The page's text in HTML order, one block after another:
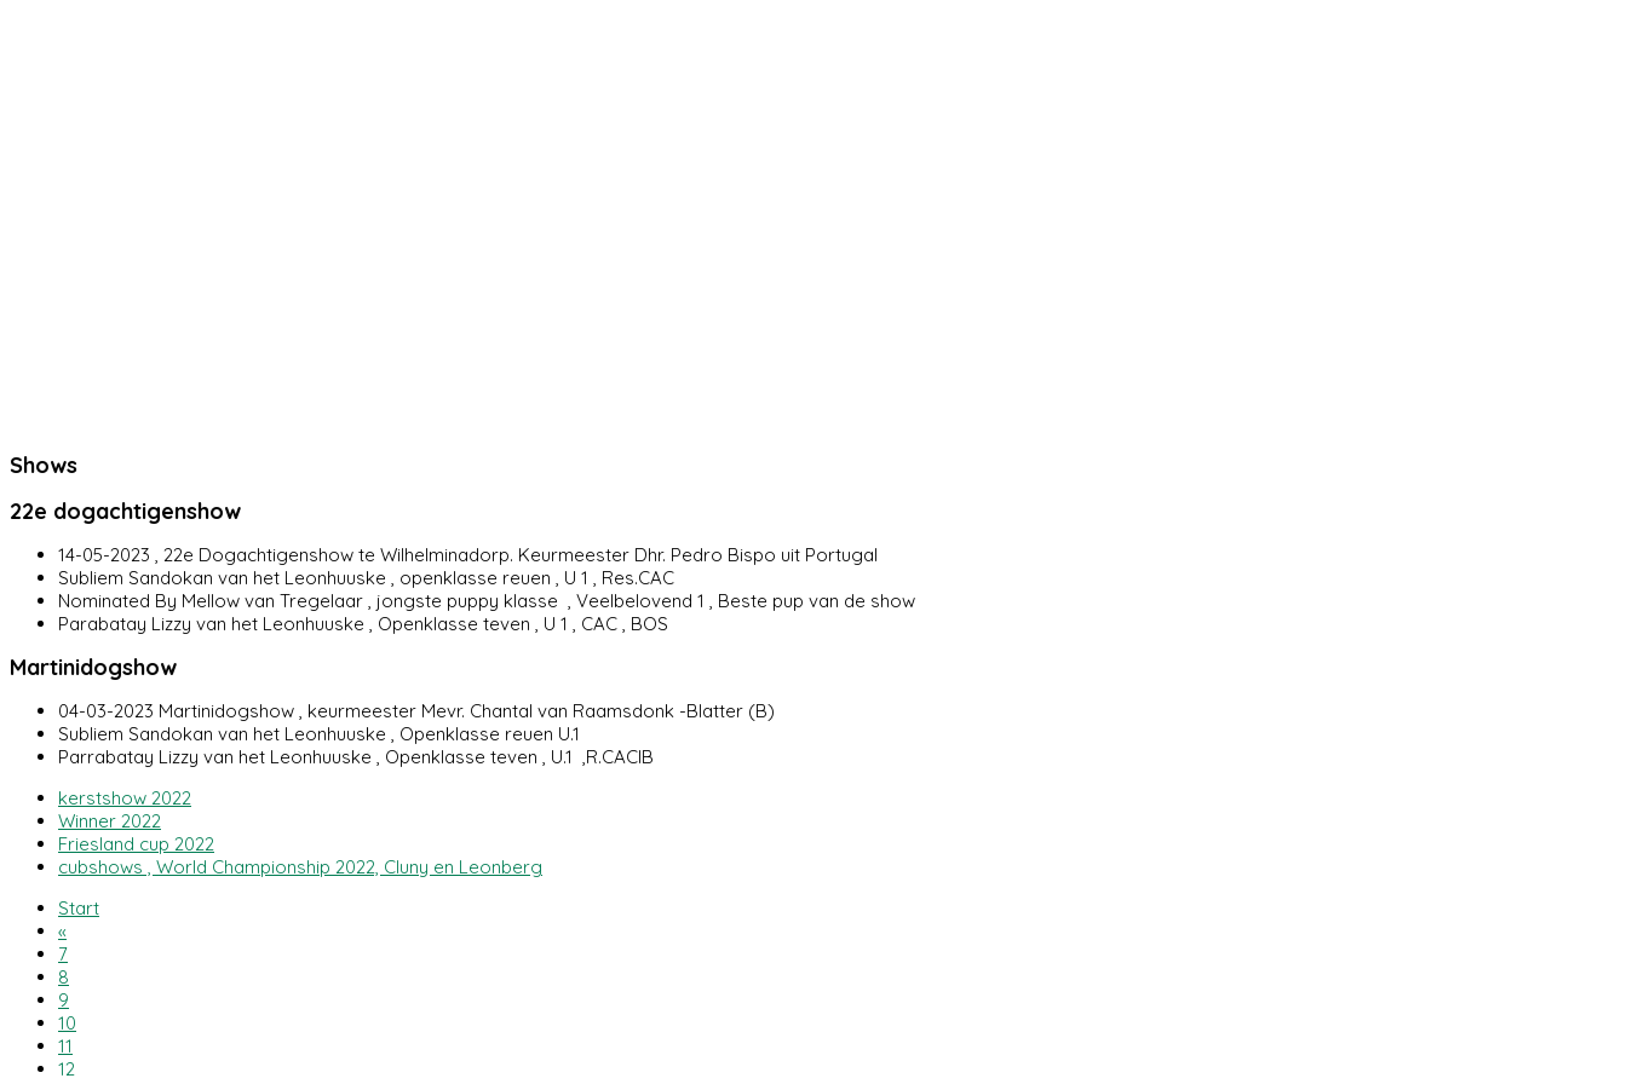
Shows
22e dogachtigenshow
14-05-2023 , 22e Dogachtigenshow te Wilhelminadorp. Keurmeester Dhr. Pedro Bispo uit Portugal
Subliem Sandokan van het Leonhuuske , openklasse reuen , U 1 , Res.CAC
Nominated By Mellow van Tregelaar , jongste puppy klasse , Veelbelovend 1 , Beste pup van de show
Parabatay Lizzy van het Leonhuuske , Openklasse teven , U 1 , CAC , BOS
Martinidogshow
04-03-2023 Martinidogshow , keurmeester Mevr. Chantal van Raamsdonk -Blatter (B)
Subliem Sandokan van het Leonhuuske , Openklasse reuen U.1
Parrabatay Lizzy van het Leonhuuske , Openklasse teven , U.1 ,R.CACIB
kerstshow 2022
Winner 2022
Friesland cup 2022
cubshows , World Championship 2022, Cluny en Leonberg
Start
«
7
8
9
10
11
12